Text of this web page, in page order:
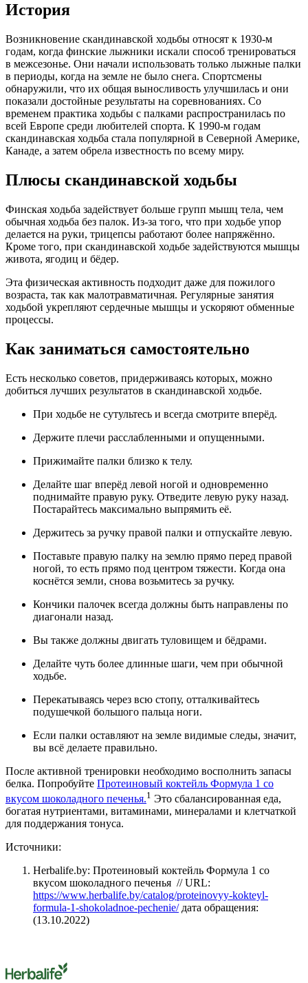
История
Возникновение скандинавской ходьбы относят к 1930-м
годам, когда финские лыжники искали способ тренироваться
в межсезонье. Они начали использовать только лыжные палки
в периоды, когда на земле не было снега. Спортсмены
обнаружили, что их общая выносливость улучшилась и они
показали достойные результаты на соревнованиях. Со
временем практика ходьбы с палками распространилась по
всей Европе среди любителей спорта. К 1990-м годам
скандинавская ходьба стала популярной в Северной Америке,
Канаде, а затем обрела известность по всему миру.
Плюсы скандинавской ходьбы
Финская ходьба задействует больше групп мышц тела, чем
обычная ходьба без палок. Из-за того, что при ходьбе упор
делается на руки, трицепсы работают более напряжённо.
Кроме того, при скандинавской ходьбе задействуются мышцы
живота, ягодиц и бёдер.
Эта физическая активность подходит даже для пожилого
возраста, так как малотравматичная. Регулярные занятия
ходьбой укрепляют сердечные мышцы и ускоряют обменные
процессы.
Как заниматься самостоятельно
Есть несколько советов, придерживаясь которых, можно
добиться лучших результатов в скандинавской ходьбе.
При ходьбе не сутультесь и всегда смотрите вперёд.
Держите плечи расслабленными и опущенными.
Прижимайте палки близко к телу.
Делайте шаг вперёд левой ногой и одновременно
поднимайте правую руку. Отведите левую руку назад.
Постарайтесь максимально выпрямить её.
Держитесь за ручку правой палки и отпускайте левую.
Поставьте правую палку на землю прямо перед правой
ногой, то есть прямо под центром тяжести. Когда она
коснётся земли, снова возьмитесь за ручку.
Кончики палочек всегда должны быть направлены по
диагонали назад.
Вы также должны двигать туловищем и бёдрами.
Делайте чуть более длинные шаги, чем при обычной
ходьбе.
Перекатываясь через всю стопу, отталкивайтесь
подушечкой большого пальца ноги.
Если палки оставляют на земле видимые следы, значит,
вы всё делаете правильно.
После активной тренировки необходимо восполнить запасы
белка. Попробуйте Протеиновый коктейль Формула 1 со
вкусом шоколадного печенья.1 Это сбалансированная еда,
богатая нутриентами, витаминами, минералами и клетчаткой
для поддержания тонуса.
Источники:
Herbalife.by: Протеиновый коктейль Формула 1 со
вкусом шоколадного печенья // URL:
https://www.herbalife.by/catalog/proteinovyy-kokteyl-
formula-1-shokoladnoe-pechenie/дата обращения:
(13.10.2022)